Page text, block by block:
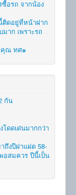
อรถ จากน้อง
ติดอยู่ที่หน้าฝาก
าก เพราะรถ
คุณ ทศ๑
กัน
ดดเด่นมากกว่า
ถึงปีฝาแฝด 58-
อสมควร ปีนี้เป็น